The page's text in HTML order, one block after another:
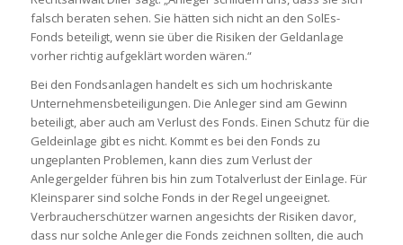
falsch beraten sehen. Sie hätten sich nicht an den SolEs-
Fonds beteiligt, wenn sie über die Risiken der Geldanlage
vorher richtig aufgeklärt worden wären.“
Bei den Fondsanlagen handelt es sich um hochriskante
Unternehmensbeteiligungen. Die Anleger sind am Gewinn
beteiligt, aber auch am Verlust des Fonds. Einen Schutz für die
Geldeinlage gibt es nicht. Kommt es bei den Fonds zu
ungeplanten Problemen, kann dies zum Verlust der
Anlegergelder führen bis hin zum Totalverlust der Einlage. Für
Kleinsparer sind solche Fonds in der Regel ungeeignet.
Verbraucherschützer warnen angesichts der Risiken davor,
dass nur solche Anleger die Fonds zeichnen sollten, die auch